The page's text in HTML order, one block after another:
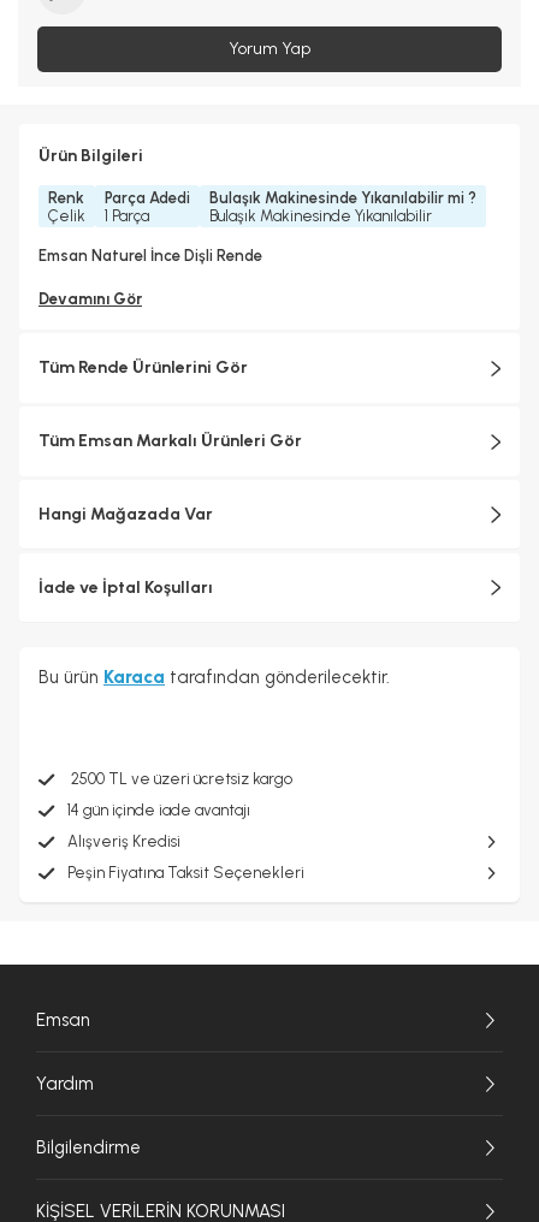
Yorum Yap
Ürün Bilgileri
Renk
Çelik
Parça Adedi
1 Parça
Bulaşık Makinesinde Yıkanılabilir mi ?
Bulaşık Makinesinde Yıkanılabilir
Emsan Naturel İnce Dişli Rende
Devamını Gör
Tüm Rende Ürünlerini Gör
Tüm Emsan Markalı Ürünleri Gör
Hangi Mağazada Var
İade ve İptal Koşulları
Bu ürün Karaca tarafından gönderilecektir.
2500 TL ve üzeri ücretsiz kargo
14 gün içinde iade avantajı
Alışveriş Kredisi
Peşin Fiyatına Taksit Seçenekleri
Emsan
Yardım
Bilgilendirme
KİŞİSEL VERİLERİN KORUNMASI